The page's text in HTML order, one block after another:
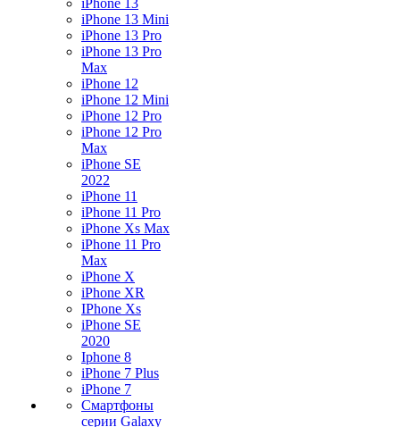
iPhone 13
iPhone 13 Mini
iPhone 13 Pro
iPhone 13 Pro
Max
iPhone 12
iPhone 12 Mini
iPhone 12 Pro
iPhone 12 Pro
Max
iPhone SE
2022
iPhone 11
iPhone 11 Pro
iPhone Xs Max
iPhone 11 Pro
Max
iPhone X
iPhone XR
IPhone Xs
iPhone SE
2020
Iphone 8
iPhone 7 Plus
iPhone 7
Смартфоны
серии Galaxy